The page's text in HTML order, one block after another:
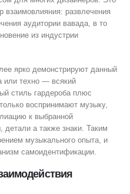
взаимовлияния: развлечения
аудитории вавада, в то
из индустрии
ярко демонстрируют данный
или техно — всякий
стиль гардероба плюс
воспринимают музыку,
к выбранной
а также знаки. Таким
музыкального опыта, и
самоидентификации.